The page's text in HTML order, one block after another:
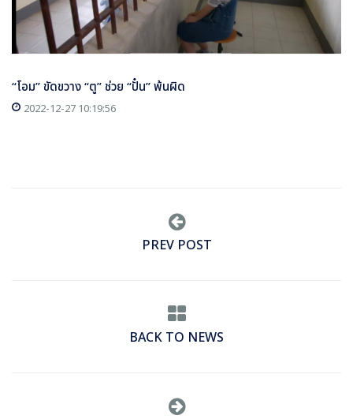
“โอม” ขัดขวาง “ตู” ช่วย “ปั๋น” พ้นผิด
2022-12-27 10:19:56
PREV POST
BACK TO NEWS